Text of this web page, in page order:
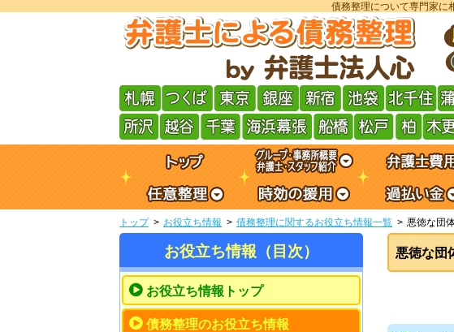
債務整理について専門家に
トップ お役立ち情報 債務整理に関するお役立ち情報一覧 悪徳な団
悪徳な団
お役立ち情報（目次）
お役立ち情報トップ
債務整理のお役立ち情報